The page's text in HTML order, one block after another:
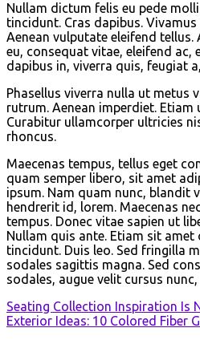
Nullam dictum felis eu pede
tincidunt. Cras dapibus.
Aenean vulputate eleifend
eu, consequat vitae, eleifend ac,
dapibus in, viverra quis, feugiat
Phasellus viverra nulla ut metus
rutrum. Aenean imperdiet. Etiam
Curabitur ullamcorper ultricies
rhoncus.
Maecenas tempus, tellus eget
quam semper libero, sit amet
ipsum. Nam quam nunc, blandit
hendrerit id, lorem. Maecenas
tempus. Donec vitae sapien ut
Nullam quis ante. Etiam sit amet
tincidunt. Duis leo. Sed fringilla
sodales sagittis magna. Sed
sodales, augue velit cursus nunc,
Post
navigation
Seating Collection Inspiration Is
Exterior Ideas: 10 Colored Fiber